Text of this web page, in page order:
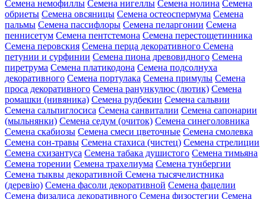
Семена немофиллы Семена нигеллы Семена нолина Семена
обриеты Семена овсяницы Семена остеоспермума Семена
пальмы Семена пассифлоры Семена пеларгонии Семена
пеннисетум Семена пентстемона Семена перестощетинника
Семена перовския Семена перца декоративного Семена
петунии и сурфинии Семена пиона древовидного Семена
пиретрума Семена платикодона Семена подсолнуха
декоративного Семена портулака Семена примулы Семена
проса декоративного Семена ранункулюс (лютик) Семена
ромашки (нивяника) Семена рудбекии Семена сальвии
Семена сальпиглосиса Семена санвиталии Семена сапонарии
(мыльнянки) Семена седум (очиток) Семена синеголовника
Семена скабиозы Семена смеси цветочные Семена смолевка
Семена сон-травы Семена стахиса (чистец) Семена стрелиции
Семена схизантуса Семена табака душистого Семена тимьяна
Семена торении Семена трахелиума Семена тунбергии
Семена тыквы декоративной Семена тысячелистника
(деревію) Семена фасоли декоративной Семена фацелии
Семена физалиса декоративного Семена физостегии Семена